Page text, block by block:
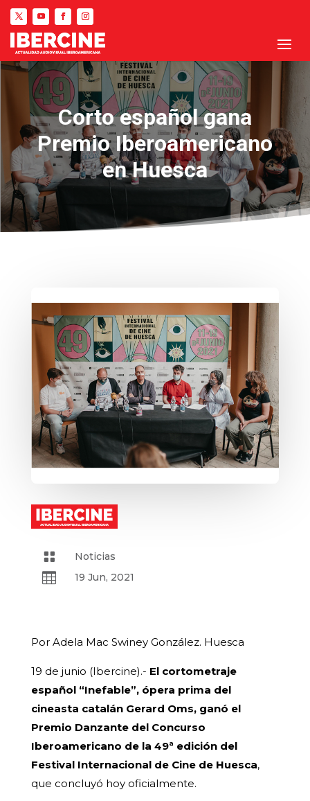
Corto español gana
Premio Iberoamericano
en Huesca
 Noticias
 19 Jun, 2021
Por Adela Mac Swiney González. Huesca
19 de junio (Ibercine).- El cortometraje
español “Inefable”, ópera prima del
cineasta catalán Gerard Oms, ganó el
Premio Danzante del Concurso
Iberoamericano de la 49ª edición del
Festival Internacional de Cine de Huesca,
que concluyó hoy oficialmente.